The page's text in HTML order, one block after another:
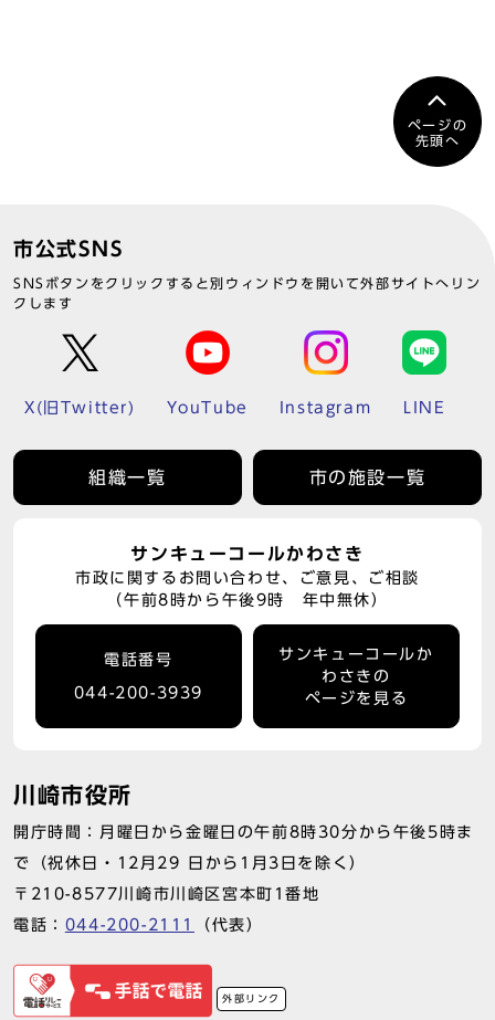
ページの
先頭へ
市公式SNS
SNSボタンをクリックすると別ウィンドウを開いて外部サイトへリン
クします
X(旧Twitter) YouTube Instagram LINE
組織一覧 市の施設一覧
サンキューコールかわさき
市政に関するお問い合わせ、ご意見、ご相談
（午前8時から午後9時 年中無休）
電話番号
044-200-3939
サンキューコールか
わさきの
ページを見る
川崎市役所
開庁時間：月曜日から金曜日の午前8時30分から午後5時ま
で（祝休日・12月29 日から1月3日を除く）
〒210-8577川崎市川崎区宮本町1番地
電話： 044-200-2111 （代表）
外部リンク